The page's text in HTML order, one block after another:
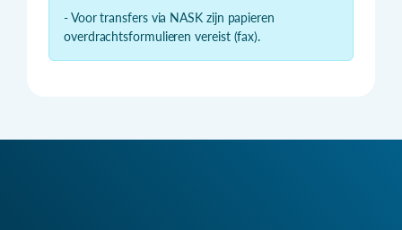
- Voor transfers via NASK zijn papieren
overdrachtsformulieren vereist (fax).